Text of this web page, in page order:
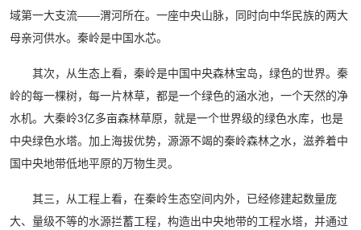
域第一大支流——渭河所在。一座中央山脉，同时向中华民族的两大
母亲河供水。秦岭是中国水芯。
其次，从生态上看，秦岭是中国中央森林宝岛，绿色的世界。秦
岭的每一棵树，每一片林草，都是一个绿色的涵水池，一个天然的净
水机。大秦岭3亿多亩森林草原，就是一个世界级的绿色水库，也是
中央绿色水塔。加上海拔优势，源源不竭的秦岭森林之水，滋养着中
国中央地带低地平原的万物生灵。
其三，从工程上看，在秦岭生态空间内外，已经修建起数量庞
大、量级不等的水源拦蓄工程，构造出中央地带的工程水塔，并通过